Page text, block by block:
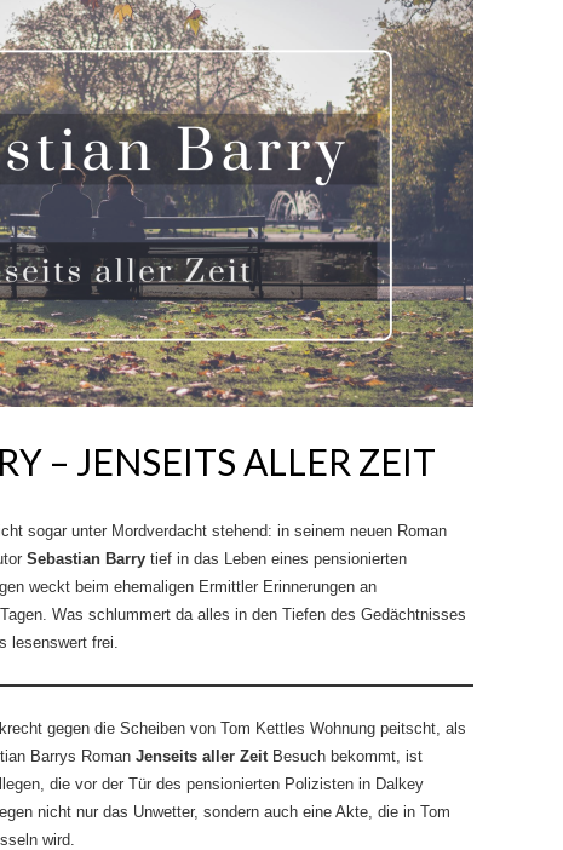
– JENSEITS ALLER ZEIT
sogar unter Mordverdacht stehend: in seinem neuen Roman
Sebastian Barry tief in das Leben eines pensionierten
weckt beim ehemaligen Ermittler Erinnerungen an
Was schlummert da alles in den Tiefen des Gedächtnisses
lesenswert frei.
gegen die Scheiben von Tom Kettles Wohnung peitscht, als
Barrys Roman Jenseits aller ZeitBesuch bekommt, ist
die vor der Tür des pensionierten Polizisten in Dalkey
nicht nur das Unwetter, sondern auch eine Akte, die in Tom
wird.